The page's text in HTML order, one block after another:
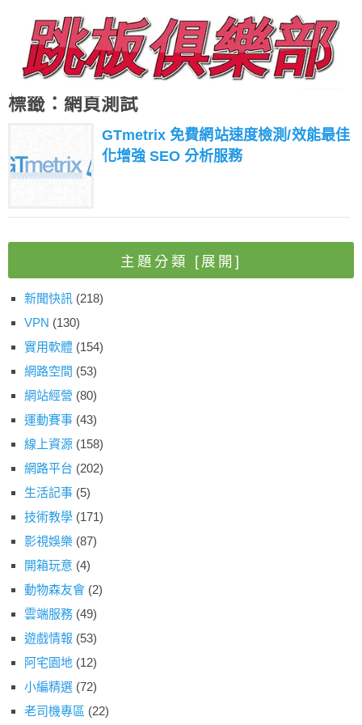
標籤：網頁測試
GTmetrix 免費網站速度檢測/效能最佳
化增強 SEO 分析服務
主題分類 [展開]
新聞快訊 (218)
VPN (130)
實用軟體 (154)
網路空間 (53)
網站經營 (80)
運動賽事 (43)
線上資源 (158)
網路平台 (202)
生活記事 (5)
技術教學 (171)
影視娛樂 (87)
開箱玩意 (4)
動物森友會 (2)
雲端服務 (49)
遊戲情報 (53)
阿宅園地 (12)
小編精選 (72)
老司機專區 (22)